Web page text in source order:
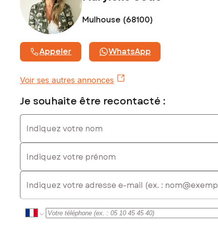
numéro 920468451
Mulhouse (68100)
Appeler WhatsApp
Voir ses autres annonces
Je souhaite être recontacté :
Indiquez votre nom
Indiquez votre prénom
E-mail